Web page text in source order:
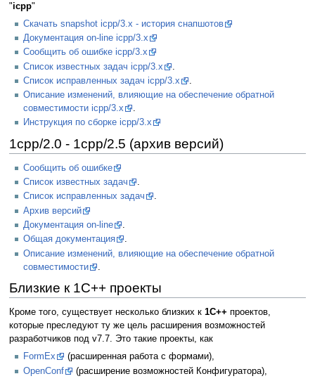
"icpp"
Скачать snapshot icpp/3.x - история снапшотов
Документация on-line icpp/3.x
Сообщить об ошибке icpp/3.x
Список известных задач icpp/3.x
Список исправленных задач icpp/3.x
.
Описание изменений, влияющие на обеспечение обратной
совместимости icpp/3.x
.
Инструкция по сборке icpp/3.x
1cpp/2.0 - 1cpp/2.5 (архив версий)
Сообщить об ошибке
Список известных задач
.
Список исправленных задач
.
Архив версий
Документация on-line
.
Общая документация
.
Описание изменений, влияющие на обеспечение обратной
совместимости
Близкие к 1С++ проекты
Кроме того, существует несколько близких к 1С++ проектов,
которые преследуют ту же цель расширения возможностей
разработчиков под v7.7. Это такие проекты, как
FormEx
(расширенная работа с формами),
OpenConf
(расширение возможностей Конфигуратора),